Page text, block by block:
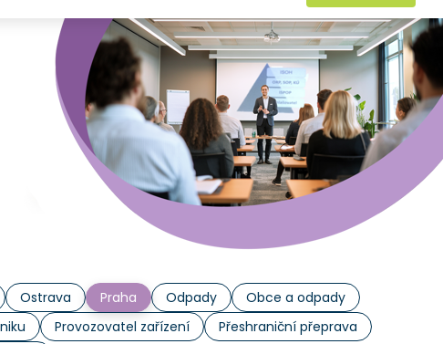
Ostrava Praha Odpady
Obce a odpady
Provozovatel zařízení
Přeshraniční přeprava